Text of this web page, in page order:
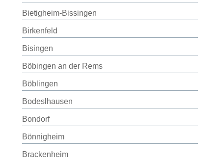
Bietigheim-Bissingen
Birkenfeld
Bisingen
Böbingen an der Rems
Böblingen
Bodeslhausen
Bondorf
Bönnigheim
Brackenheim